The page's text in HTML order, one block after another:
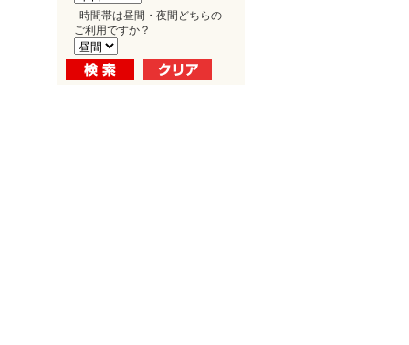
時間帯は昼間・夜間どちらの
ご利用ですか？